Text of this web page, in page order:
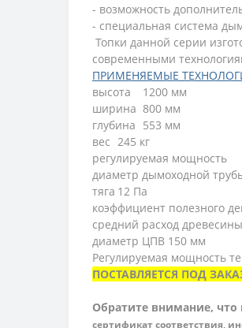
- возможность
- специальная система
Топки данной серии
современными
ПРИМЕНЯЕМЫЕ
высота
1200 мм
ширина 800 мм
глубина 553 мм
вес 245 кг
регулируемая мощность
диаметр дымоходной
тяга 12 Па
коэффициент полезного
средний расход древесины
диаметр ЦПВ 150 мм
Регулируемая мощность
ПОСТАВЛЯЕТСЯ ПОД
Обратите внимание,
сертификат соответствия,